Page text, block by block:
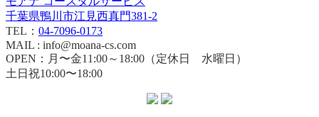
千葉県鴨川市江見西真門381-2
TEL： 04-7096-0173
MAIL : info@moana-cs.com
OPEN：月〜金11:00～18:00（定休日 水曜日）
土日祝10:00〜18:00